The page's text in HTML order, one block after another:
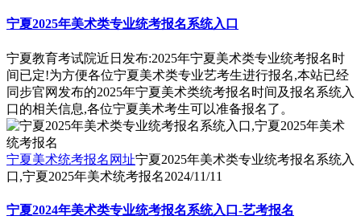
宁夏2025年美术类专业统考报名系统入口
宁夏教育考试院近日发布:2025年宁夏美术类专业统考报名时
间已定!为方便各位宁夏美术类专业艺考生进行报名,本站已经
同步官网发布的2025年宁夏美术类统考报名时间及报名系统入
口的相关信息,各位宁夏美术考生可以准备报名了。
宁夏美术统考报名网址宁夏2025年美术类专业统考报名系统入
口,宁夏2025年美术统考报名2024/11/11
宁夏2024年美术类专业统考报名系统入口-艺考报名